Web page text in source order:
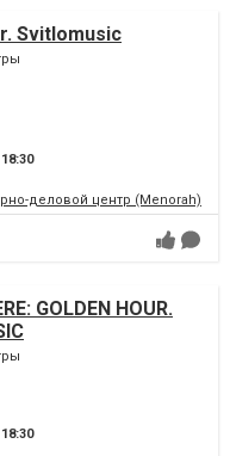
Svitlomusic
деловой центр (Menorah)
GOLDEN HOUR.